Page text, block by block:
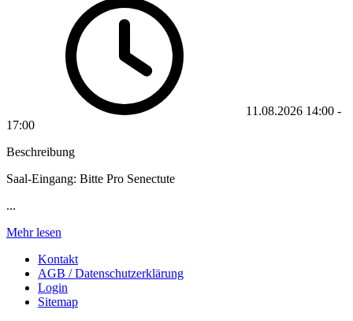
11.08.2026 14:00 -
17:00
Beschreibung
Saal-Eingang: Bitte Pro Senectute
...
Mehr lesen
Kontakt
AGB / Datenschutzerklärung
Login
Sitemap